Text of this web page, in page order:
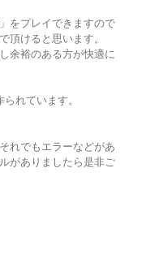
をプレイできますので
頂けると思います。
余裕のある方が快適に
れています。
れでもエラーなどがあ
がありましたら是非ご